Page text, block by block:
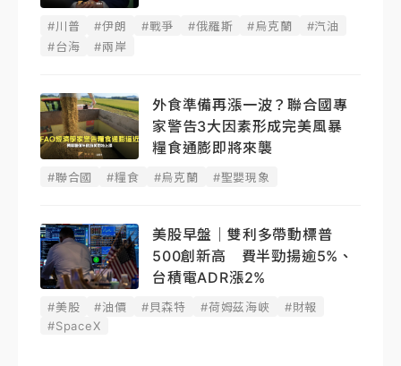
#川普 #伊朗 #戰爭 #俄羅斯 #烏克蘭
#汽油
#台海
#兩岸
外食準備再漲一波？聯合國專
家警告3大因素形成完美風暴
糧食通膨即將來襲
#聯合國 #糧食 #烏克蘭 #聖嬰現象
美股早盤｜雙利多帶動標普
500創新高 費半勁揚逾5%、
台積電ADR漲2%
#美股 #油價 #貝森特 #荷姆茲海峽
#財報
#SpaceX